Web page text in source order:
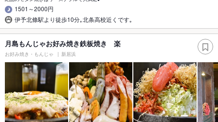
1501～2000円
伊予北條駅より徒歩10分｡北条高校近くです｡
月島もんじゃお好み焼き鉄板焼き 楽
お好み焼き・もんじゃ 新居浜